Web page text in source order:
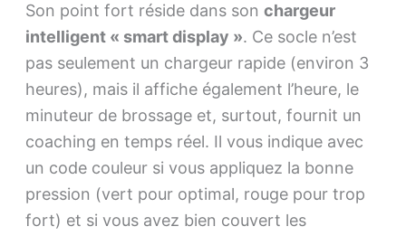
Son point fort réside dans son chargeur
intelligent « smart display ». Ce socle n’est
pas seulement un chargeur rapide (environ 3
heures), mais il affiche également l’heure, le
minuteur de brossage et, surtout, fournit un
coaching en temps réel. Il vous indique avec
un code couleur si vous appliquez la bonne
pression (vert pour optimal, rouge pour trop
fort) et si vous avez bien couvert les